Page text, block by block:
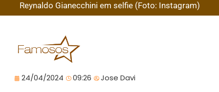
Reynaldo Gianecchini em selfie (Foto: Instagram)
24/04/2024 09:26 Jose Davi